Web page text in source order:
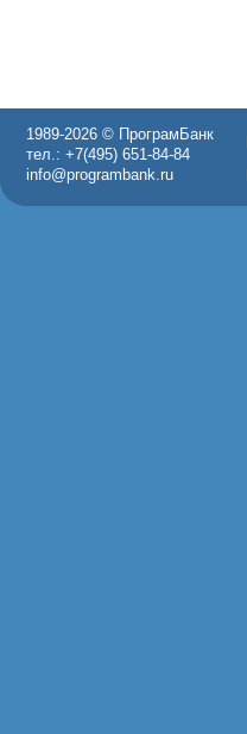
1989-2026 © ПрограмБанк
тел.: +7(495) 651-84-84
info@programbank.ru